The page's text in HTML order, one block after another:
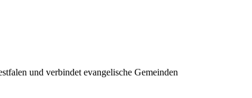
und verbindet evangelische Gemeinden